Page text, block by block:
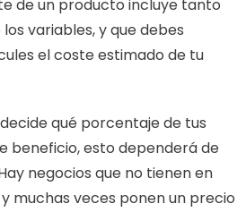
de un producto incluye tanto
variables, y que debes
el coste estimado de tu
qué porcentaje de tus
beneficio, esto dependerá de
negocios que no tienen en
muchas veces ponen un precio